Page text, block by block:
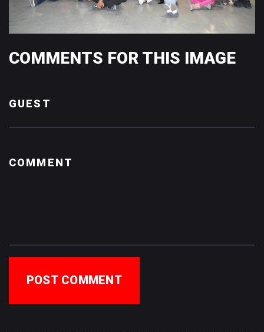
COMMENTS FOR THIS IMAGE
POST COMMENT